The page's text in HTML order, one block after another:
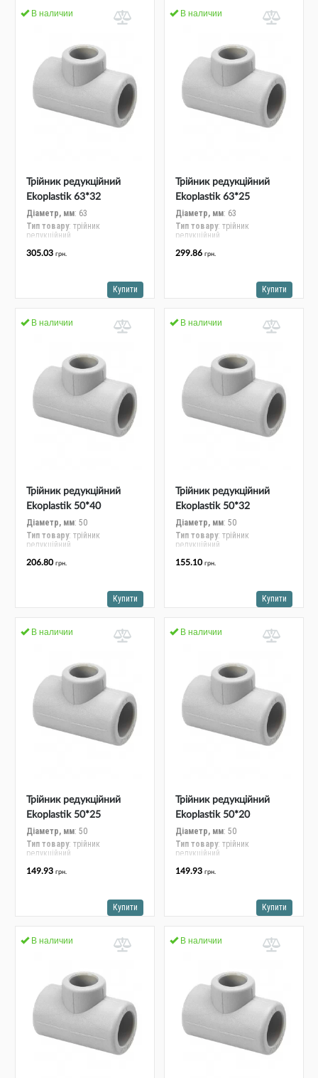
В наличии
Трійник редукційний
Ekoplastik 63*32
STKR06332RCT
Діаметр, мм: 63
Тип товару: трійник
редукційний
305.03 грн.
Купити
В наличии
Трійник редукційний
Ekoplastik 63*25
STKR06325RCT
Діаметр, мм: 63
Тип товару: трійник
редукційний
299.86 грн.
Купити
В наличии
Трійник редукційний
Ekoplastik 50*40
STKR05040RCT
Діаметр, мм: 50
Тип товару: трійник
редукційний
206.80 грн.
Купити
В наличии
Трійник редукційний
Ekoplastik 50*32
STKR05032RCT
Діаметр, мм: 50
Тип товару: трійник
редукційний
155.10 грн.
Купити
В наличии
Трійник редукційний
Ekoplastik 50*25
STKR05025RCT
Діаметр, мм: 50
Тип товару: трійник
редукційний
149.93 грн.
Купити
В наличии
Трійник редукційний
Ekoplastik 50*20
STKR05020RCT
Діаметр, мм: 50
Тип товару: трійник
редукційний
149.93 грн.
Купити
В наличии В наличии